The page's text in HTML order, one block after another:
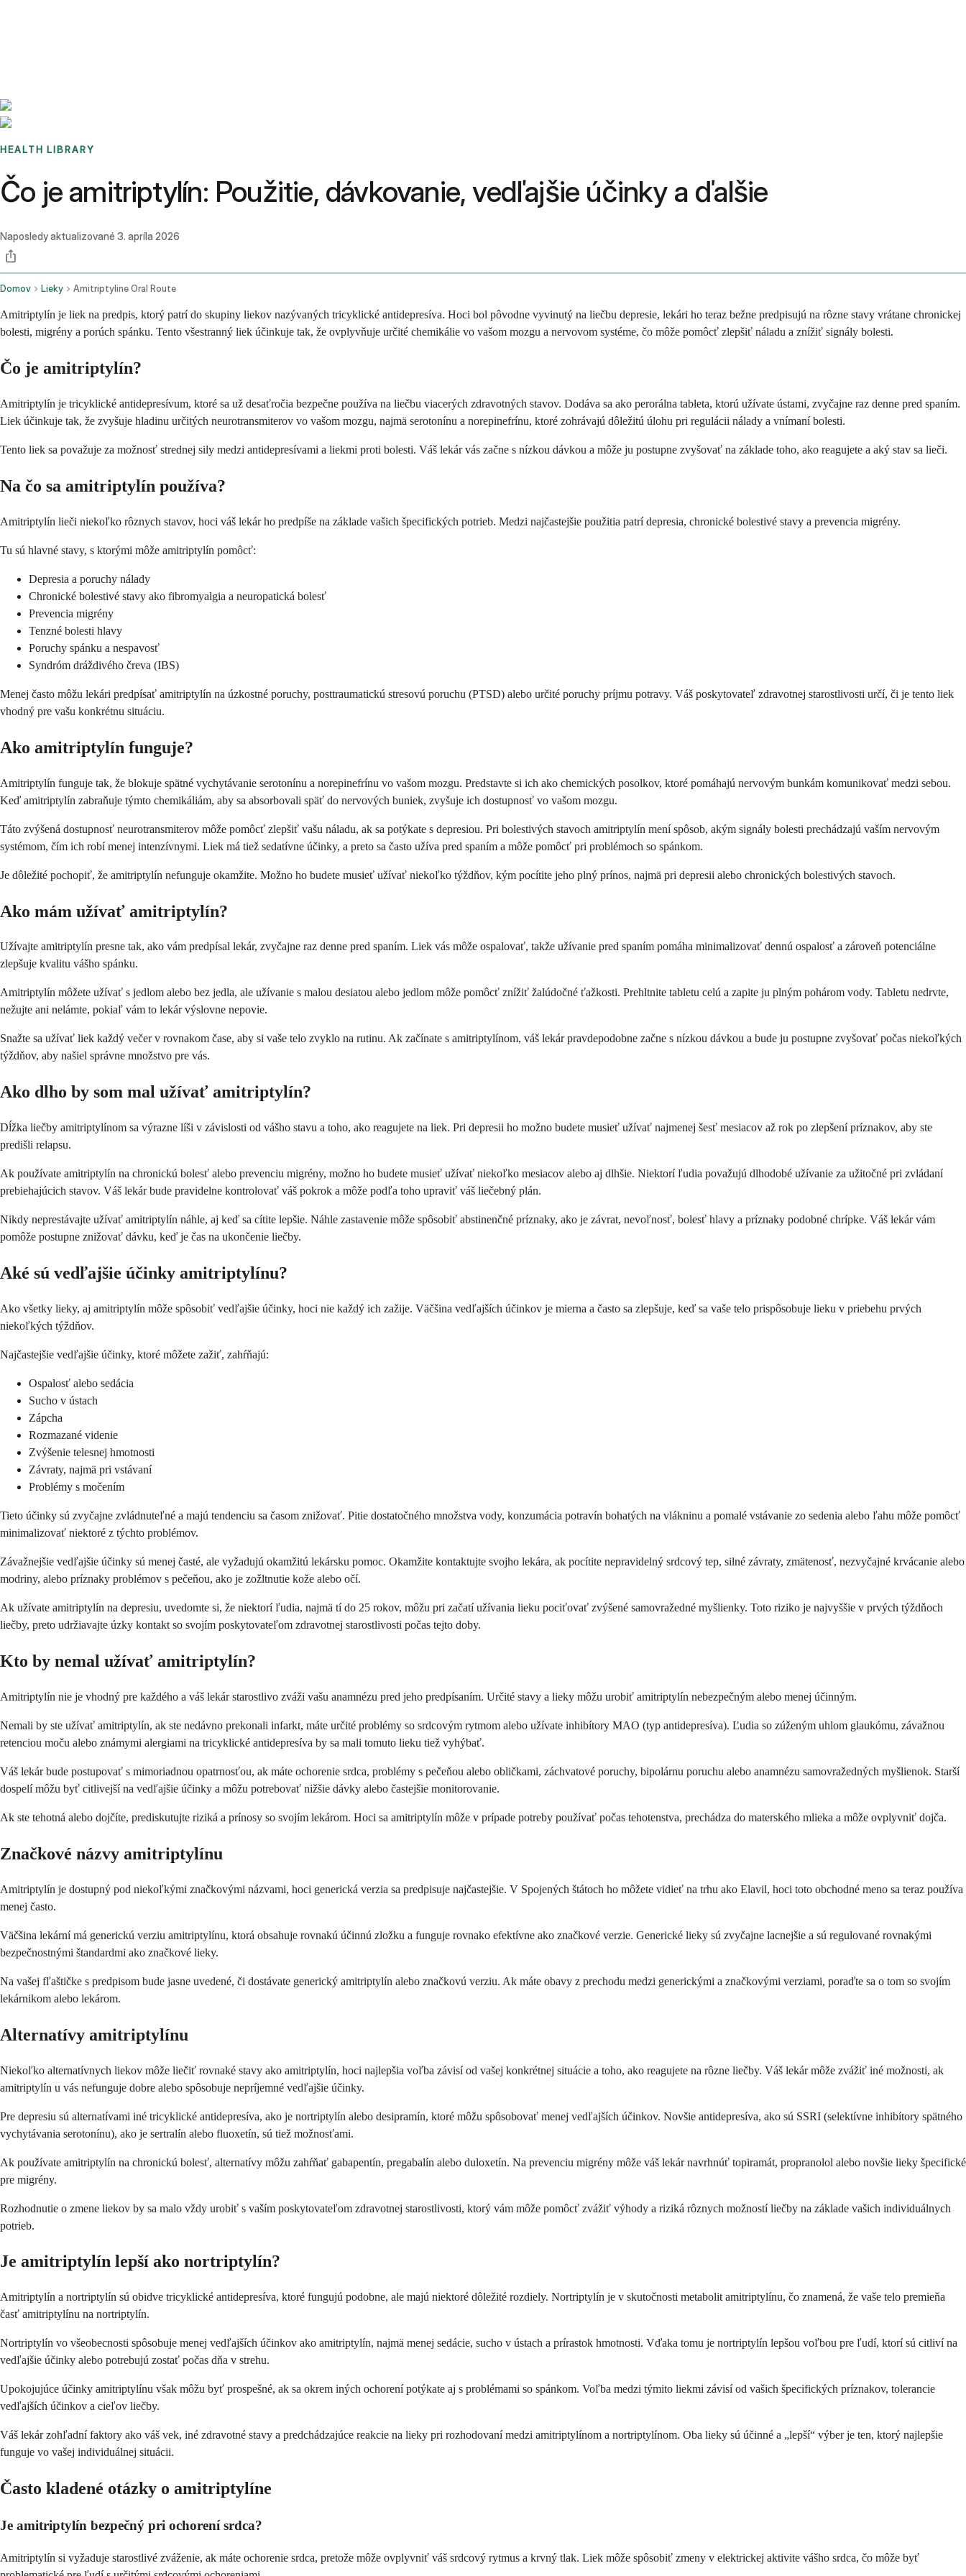
HEALTH LIBRARY
Čo je amitriptylín: Použitie, dávkovanie, vedľajšie účinky a ďalšie
Naposledy aktualizované 3. apríla 2026
Domov Lieky Amitriptyline Oral Route
Amitriptylín je liek na predpis, ktorý patrí do skupiny liekov nazývaných tricyklické antidepresíva. Hoci bol pôvodne vyvinutý na liečbu depresie, lekári ho teraz bežne predpisujú na rôzne stavy vrátane chronickej
bolesti, migrény a porúch spánku. Tento všestranný liek účinkuje tak, že ovplyvňuje určité chemikálie vo vašom mozgu a nervovom systéme, čo môže pomôcť zlepšiť náladu a znížiť signály bolesti.
Čo je amitriptylín?
Amitriptylín je tricyklické antidepresívum, ktoré sa už desaťročia bezpečne používa na liečbu viacerých zdravotných stavov. Dodáva sa ako perorálna tableta, ktorú užívate ústami, zvyčajne raz denne pred spaním.
Liek účinkuje tak, že zvyšuje hladinu určitých neurotransmiterov vo vašom mozgu, najmä serotonínu a norepinefrínu, ktoré zohrávajú dôležitú úlohu pri regulácii nálady a vnímaní bolesti.
Tento liek sa považuje za možnosť strednej sily medzi antidepresívami a liekmi proti bolesti. Váš lekár vás začne s nízkou dávkou a môže ju postupne zvyšovať na základe toho, ako reagujete a aký stav sa lieči.
Na čo sa amitriptylín používa?
Amitriptylín lieči niekoľko rôznych stavov, hoci váš lekár ho predpíše na základe vašich špecifických potrieb. Medzi najčastejšie použitia patrí depresia, chronické bolestivé stavy a prevencia migrény.
Tu sú hlavné stavy, s ktorými môže amitriptylín pomôcť:
Depresia a poruchy nálady
Chronické bolestivé stavy ako fibromyalgia a neuropatická bolesť
Prevencia migrény
Tenzné bolesti hlavy
Poruchy spánku a nespavosť
Syndróm dráždivého čreva (IBS)
Menej často môžu lekári predpísať amitriptylín na úzkostné poruchy, posttraumatickú stresovú poruchu (PTSD) alebo určité poruchy príjmu potravy. Váš poskytovateľ zdravotnej starostlivosti určí, či je tento liek
vhodný pre vašu konkrétnu situáciu.
Ako amitriptylín funguje?
Amitriptylín funguje tak, že blokuje spätné vychytávanie serotonínu a norepinefrínu vo vašom mozgu. Predstavte si ich ako chemických posolkov, ktoré pomáhajú nervovým bunkám komunikovať medzi sebou.
Keď amitriptylín zabraňuje týmto chemikáliám, aby sa absorbovali späť do nervových buniek, zvyšuje ich dostupnosť vo vašom mozgu.
Táto zvýšená dostupnosť neurotransmiterov môže pomôcť zlepšiť vašu náladu, ak sa potýkate s depresiou. Pri bolestivých stavoch amitriptylín mení spôsob, akým signály bolesti prechádzajú vaším nervovým
systémom, čím ich robí menej intenzívnymi. Liek má tiež sedatívne účinky, a preto sa často užíva pred spaním a môže pomôcť pri problémoch so spánkom.
Je dôležité pochopiť, že amitriptylín nefunguje okamžite. Možno ho budete musieť užívať niekoľko týždňov, kým pocítite jeho plný prínos, najmä pri depresii alebo chronických bolestivých stavoch.
Ako mám užívať amitriptylín?
Užívajte amitriptylín presne tak, ako vám predpísal lekár, zvyčajne raz denne pred spaním. Liek vás môže ospalovať, takže užívanie pred spaním pomáha minimalizovať dennú ospalosť a zároveň potenciálne
zlepšuje kvalitu vášho spánku.
Amitriptylín môžete užívať s jedlom alebo bez jedla, ale užívanie s malou desiatou alebo jedlom môže pomôcť znížiť žalúdočné ťažkosti. Prehltnite tabletu celú a zapite ju plným pohárom vody. Tabletu nedrvte,
nežujte ani nelámte, pokiaľ vám to lekár výslovne nepovie.
Snažte sa užívať liek každý večer v rovnakom čase, aby si vaše telo zvyklo na rutinu. Ak začínate s amitriptylínom, váš lekár pravdepodobne začne s nízkou dávkou a bude ju postupne zvyšovať počas niekoľkých
týždňov, aby našiel správne množstvo pre vás.
Ako dlho by som mal užívať amitriptylín?
Dĺžka liečby amitriptylínom sa výrazne líši v závislosti od vášho stavu a toho, ako reagujete na liek. Pri depresii ho možno budete musieť užívať najmenej šesť mesiacov až rok po zlepšení príznakov, aby ste
predišli relapsu.
Ak používate amitriptylín na chronickú bolesť alebo prevenciu migrény, možno ho budete musieť užívať niekoľko mesiacov alebo aj dlhšie. Niektorí ľudia považujú dlhodobé užívanie za užitočné pri zvládaní
prebiehajúcich stavov. Váš lekár bude pravidelne kontrolovať váš pokrok a môže podľa toho upraviť váš liečebný plán.
Nikdy neprestávajte užívať amitriptylín náhle, aj keď sa cítite lepšie. Náhle zastavenie môže spôsobiť abstinenčné príznaky, ako je závrat, nevoľnosť, bolesť hlavy a príznaky podobné chrípke. Váš lekár vám
pomôže postupne znižovať dávku, keď je čas na ukončenie liečby.
Aké sú vedľajšie účinky amitriptylínu?
Ako všetky lieky, aj amitriptylín môže spôsobiť vedľajšie účinky, hoci nie každý ich zažije. Väčšina vedľajších účinkov je mierna a často sa zlepšuje, keď sa vaše telo prispôsobuje lieku v priebehu prvých
niekoľkých týždňov.
Najčastejšie vedľajšie účinky, ktoré môžete zažiť, zahŕňajú:
Ospalosť alebo sedácia
Sucho v ústach
Zápcha
Rozmazané videnie
Zvýšenie telesnej hmotnosti
Závraty, najmä pri vstávaní
Problémy s močením
Tieto účinky sú zvyčajne zvládnuteľné a majú tendenciu sa časom znižovať. Pitie dostatočného množstva vody, konzumácia potravín bohatých na vlákninu a pomalé vstávanie zo sedenia alebo ľahu môže pomôcť
minimalizovať niektoré z týchto problémov.
Závažnejšie vedľajšie účinky sú menej časté, ale vyžadujú okamžitú lekársku pomoc. Okamžite kontaktujte svojho lekára, ak pocítite nepravidelný srdcový tep, silné závraty, zmätenosť, nezvyčajné krvácanie alebo
modriny, alebo príznaky problémov s pečeňou, ako je zožltnutie kože alebo očí.
Ak užívate amitriptylín na depresiu, uvedomte si, že niektorí ľudia, najmä tí do 25 rokov, môžu pri začatí užívania lieku pociťovať zvýšené samovražedné myšlienky. Toto riziko je najvyššie v prvých týždňoch
liečby, preto udržiavajte úzky kontakt so svojím poskytovateľom zdravotnej starostlivosti počas tejto doby.
Kto by nemal užívať amitriptylín?
Amitriptylín nie je vhodný pre každého a váš lekár starostlivo zváži vašu anamnézu pred jeho predpísaním. Určité stavy a lieky môžu urobiť amitriptylín nebezpečným alebo menej účinným.
Nemali by ste užívať amitriptylín, ak ste nedávno prekonali infarkt, máte určité problémy so srdcovým rytmom alebo užívate inhibítory MAO (typ antidepresíva). Ľudia so zúženým uhlom glaukómu, závažnou
retenciou moču alebo známymi alergiami na tricyklické antidepresíva by sa mali tomuto lieku tiež vyhýbať.
Váš lekár bude postupovať s mimoriadnou opatrnosťou, ak máte ochorenie srdca, problémy s pečeňou alebo obličkami, záchvatové poruchy, bipolárnu poruchu alebo anamnézu samovražedných myšlienok. Starší
dospelí môžu byť citlivejší na vedľajšie účinky a môžu potrebovať nižšie dávky alebo častejšie monitorovanie.
Ak ste tehotná alebo dojčíte, prediskutujte riziká a prínosy so svojím lekárom. Hoci sa amitriptylín môže v prípade potreby používať počas tehotenstva, prechádza do materského mlieka a môže ovplyvniť dojča.
Značkové názvy amitriptylínu
Amitriptylín je dostupný pod niekoľkými značkovými názvami, hoci generická verzia sa predpisuje najčastejšie. V Spojených štátoch ho môžete vidieť na trhu ako Elavil, hoci toto obchodné meno sa teraz používa
menej často.
Väčšina lekární má generickú verziu amitriptylínu, ktorá obsahuje rovnakú účinnú zložku a funguje rovnako efektívne ako značkové verzie. Generické lieky sú zvyčajne lacnejšie a sú regulované rovnakými
bezpečnostnými štandardmi ako značkové lieky.
Na vašej fľaštičke s predpisom bude jasne uvedené, či dostávate generický amitriptylín alebo značkovú verziu. Ak máte obavy z prechodu medzi generickými a značkovými verziami, poraďte sa o tom so svojím
lekárnikom alebo lekárom.
Alternatívy amitriptylínu
Niekoľko alternatívnych liekov môže liečiť rovnaké stavy ako amitriptylín, hoci najlepšia voľba závisí od vašej konkrétnej situácie a toho, ako reagujete na rôzne liečby. Váš lekár môže zvážiť iné možnosti, ak
amitriptylín u vás nefunguje dobre alebo spôsobuje nepríjemné vedľajšie účinky.
Pre depresiu sú alternatívami iné tricyklické antidepresíva, ako je nortriptylín alebo desipramín, ktoré môžu spôsobovať menej vedľajších účinkov. Novšie antidepresíva, ako sú SSRI (selektívne inhibítory spätného
vychytávania serotonínu), ako je sertralín alebo fluoxetín, sú tiež možnosťami.
Ak používate amitriptylín na chronickú bolesť, alternatívy môžu zahŕňať gabapentín, pregabalín alebo duloxetín. Na prevenciu migrény môže váš lekár navrhnúť topiramát, propranolol alebo novšie lieky špecifické
pre migrény.
Rozhodnutie o zmene liekov by sa malo vždy urobiť s vaším poskytovateľom zdravotnej starostlivosti, ktorý vám môže pomôcť zvážiť výhody a riziká rôznych možností liečby na základe vašich individuálnych
potrieb.
Je amitriptylín lepší ako nortriptylín?
Amitriptylín a nortriptylín sú obidve tricyklické antidepresíva, ktoré fungujú podobne, ale majú niektoré dôležité rozdiely. Nortriptylín je v skutočnosti metabolit amitriptylínu, čo znamená, že vaše telo premieňa
časť amitriptylínu na nortriptylín.
Nortriptylín vo všeobecnosti spôsobuje menej vedľajších účinkov ako amitriptylín, najmä menej sedácie, sucho v ústach a prírastok hmotnosti. Vďaka tomu je nortriptylín lepšou voľbou pre ľudí, ktorí sú citliví na
vedľajšie účinky alebo potrebujú zostať počas dňa v strehu.
Upokojujúce účinky amitriptylínu však môžu byť prospešné, ak sa okrem iných ochorení potýkate aj s problémami so spánkom. Voľba medzi týmito liekmi závisí od vašich špecifických príznakov, tolerancie
vedľajších účinkov a cieľov liečby.
Váš lekár zohľadní faktory ako váš vek, iné zdravotné stavy a predchádzajúce reakcie na lieky pri rozhodovaní medzi amitriptylínom a nortriptylínom. Oba lieky sú účinné a „lepší“ výber je ten, ktorý najlepšie
funguje vo vašej individuálnej situácii.
Často kladené otázky o amitriptylíne
Je amitriptylín bezpečný pri ochorení srdca?
Amitriptylín si vyžaduje starostlivé zváženie, ak máte ochorenie srdca, pretože môže ovplyvniť váš srdcový rytmus a krvný tlak. Liek môže spôsobiť zmeny v elektrickej aktivite vášho srdca, čo môže byť